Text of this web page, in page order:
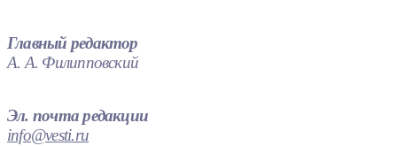
Главный редактор
А. А. Филипповский
Эл. почта редакции
info@vesti.ru